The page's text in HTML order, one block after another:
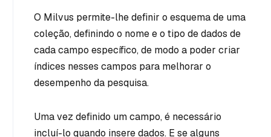
O Milvus permite-lhe definir o esquema de uma
coleção, definindo o nome e o tipo de dados de
cada campo específico, de modo a poder criar
índices nesses campos para melhorar o
desempenho da pesquisa.
Uma vez definido um campo, é necessário
incluí-lo quando insere dados. E se alguns